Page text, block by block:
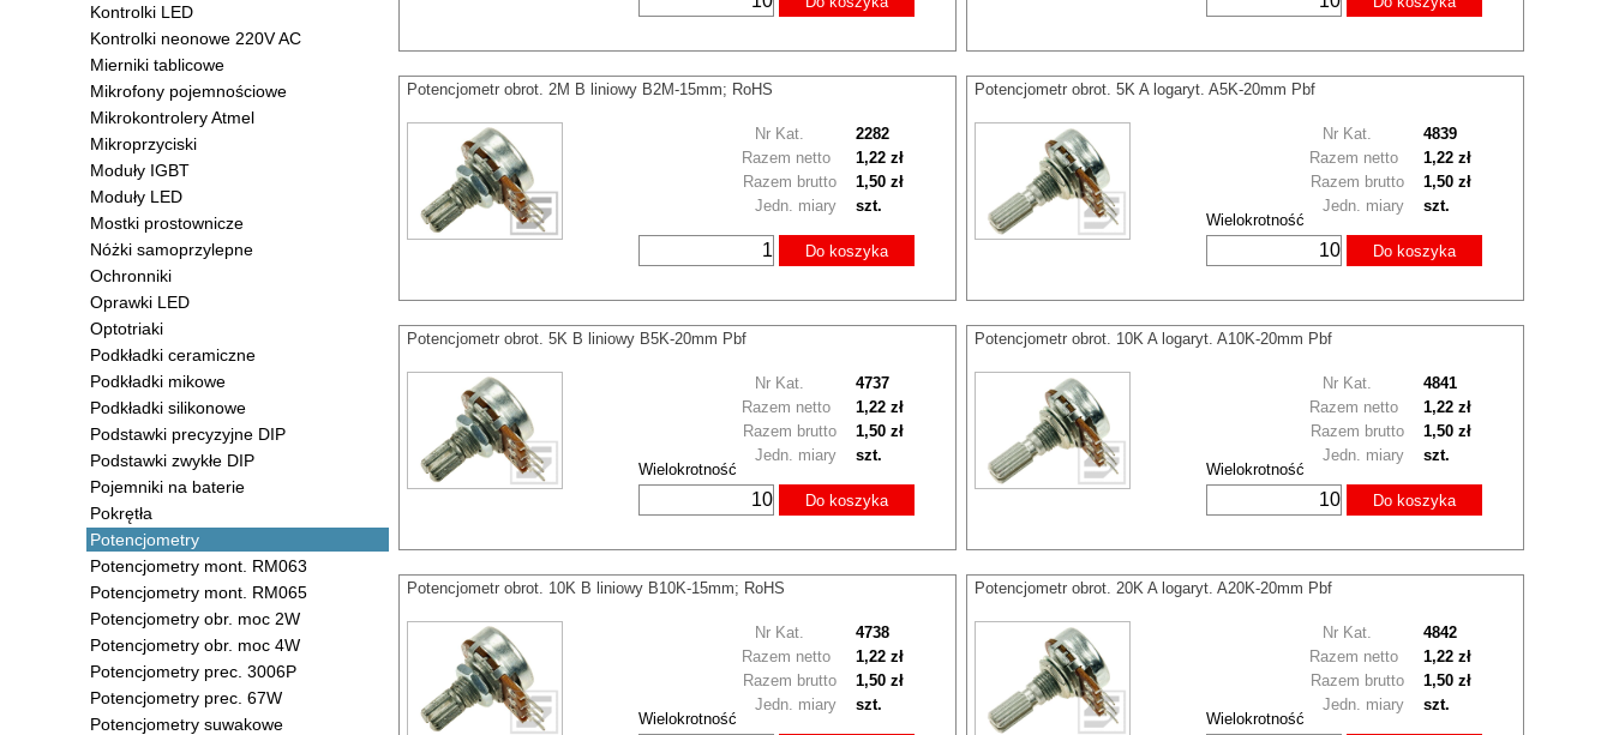
Kontrolki LED
Kontrolki neonowe 220V AC
Mierniki tablicowe
Mikrofony pojemnościowe
Mikrokontrolery Atmel
Mikroprzyciski
Moduły IGBT
Moduły LED
Mostki prostownicze
Nóżki samoprzylepne
Ochronniki
Oprawki LED
Optotriaki
Podkładki ceramiczne
Podkładki mikowe
Podkładki silikonowe
Podstawki precyzyjne DIP
Podstawki zwykłe DIP
Pojemniki na baterie
Pokrętła
Potencjometry
Potencjometry mont. RM063
Potencjometry mont. RM065
Potencjometry obr. moc 2W
Potencjometry obr. moc 4W
Potencjometry prec. 3006P
Potencjometry prec. 67W
Potencjometry suwakowe
Potencjometr obrot. 2M B liniowy B2M-15mm; RoHS
Nr Kat. 2282
Razem brutto 1,50 zł
Razem netto 1,22 zł
Jedn. miary szt.
Do koszyka
Potencjometr obrot. 5K A logaryt. A5K-20mm Pbf
Wielokrotność
Nr Kat. 4839
Razem brutto 1,50 zł
Razem netto 1,22 zł
Jedn. miary szt.
Do koszyka
Potencjometr obrot. 5K B liniowy B5K-20mm Pbf
Wielokrotność
Nr Kat. 4737
Razem brutto 1,50 zł
Razem netto 1,22 zł
Jedn. miary szt.
Do koszyka
Potencjometr obrot. 10K A logaryt. A10K-20mm Pbf
Wielokrotność
Nr Kat. 4841
Razem brutto 1,50 zł
Razem netto 1,22 zł
Jedn. miary szt.
Do koszyka
Potencjometr obrot. 10K B liniowy B10K-15mm; RoHS
Wielokrotność
Nr Kat. 4738
Razem brutto 1,50 zł
Razem netto 1,22 zł
Jedn. miary szt.
Potencjometr obrot. 20K A logaryt. A20K-20mm Pbf
Wielokrotność
Nr Kat. 4842
Razem brutto 1,50 zł
Razem netto 1,22 zł
Jedn. miary szt.